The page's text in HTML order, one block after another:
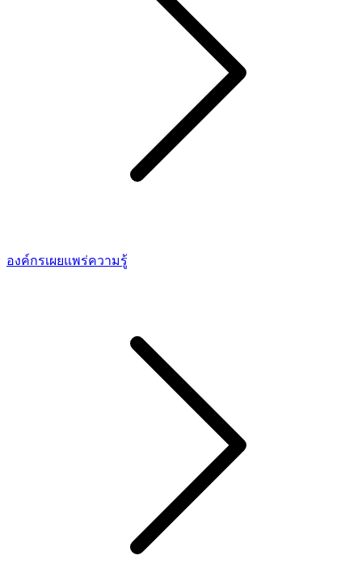
องค์กรเผยแพร่ความรู้